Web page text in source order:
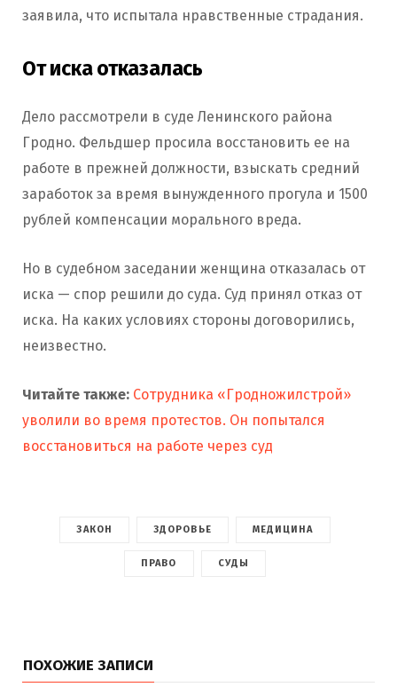
заявила, что испытала нравственные страдания.
От иска отказалась
Дело рассмотрели в суде Ленинского района
Гродно. Фельдшер просила восстановить ее на
работе в прежней должности, взыскать средний
заработок за время вынужденного прогула и 1500
рублей компенсации морального вреда.
Но в судебном заседании женщина отказалась от
иска — спор решили до суда. Суд принял отказ от
иска. На каких условиях стороны договорились,
неизвестно.
Читайте также: Сотрудника «Гродножилстрой»
уволили во время протестов. Он попытался
восстановиться на работе через суд
ЗАКОН ЗДОРОВЬЕ МЕДИЦИНА
ПРАВО СУДЫ
ПОХОЖИЕ ЗАПИСИ